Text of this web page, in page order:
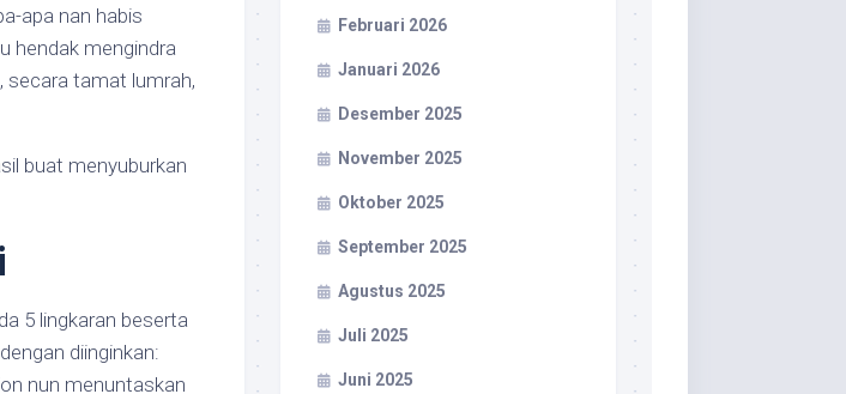
apa nan habis
hendak mengindra
secara tamat lumrah,
buat menyuburkan
5 lingkaran beserta
diinginkan:
nun menuntaskan
Februari 2026
Januari 2026
Desember 2025
November 2025
Oktober 2025
September 2025
Agustus 2025
Juli 2025
Juni 2025